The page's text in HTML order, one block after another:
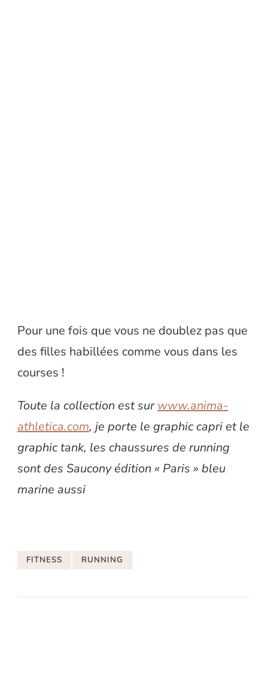
Pour une fois que vous ne doublez pas que
des filles habillées comme vous dans les
courses !
Toute la collection est surwww.anima-
athletica.com, je porte le graphic capri et le
graphic tank, les chaussures de running
sont des Saucony édition « Paris » bleu
marine aussi
FITNESS RUNNING